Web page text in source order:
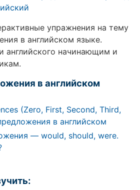
упражнения на тему
в английском языке.
английского начинающим и
в английском
(Zero, First, Second, Third,
в английском
— would, should, were.